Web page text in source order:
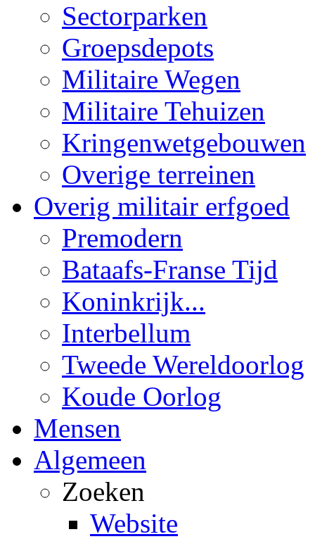
Sectorparken
Groepsdepots
Militaire Wegen
Militaire Tehuizen
Kringenwetgebouwen
Overige terreinen
Overig militair erfgoed
Premodern
Bataafs-Franse Tijd
Koninkrijk...
Interbellum
Tweede Wereldoorlog
Koude Oorlog
Mensen
Algemeen
Zoeken
Website